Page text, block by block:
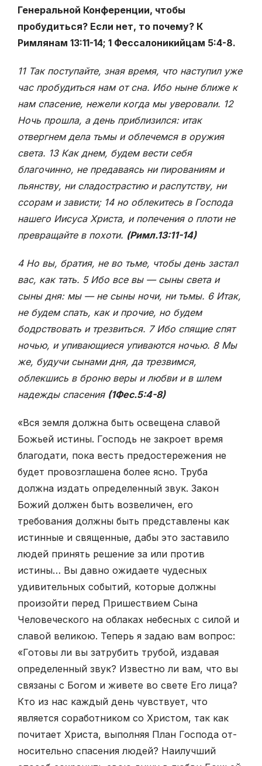
Генеральной Конференции, чтобы
пробудиться? Если нет, то почему? К
Римлянам 13:11-14; 1 Фессалоникийцам 5:4-8.
11 Так поступайте, зная время, что наступил уже
час пробудиться нам от сна. Ибо ныне ближе к
нам спасение, нежели когда мы уверовали. 12
Ночь прошла, а день приблизился: итак
отвергнем дела тьмы и облечемся в оружия
света. 13 Как днем, будем вести себя
благочинно, не предаваясь ни пированиям и
пьянству, ни сладострастию и распутству, ни
ссорам и зависти; 14 но облекитесь в Господа
нашего Иисуса Христа, и попечения о плоти не
превращайте в похоти. (Римл.13:11-14)
4 Но вы, братия, не во тьме, чтобы день застал
вас, как тать. 5 Ибо все вы — сыны света и
сыны дня: мы — не сыны ночи, ни тьмы. 6 Итак,
не будем спать, как и прочие, но будем
бодрствовать и трезвиться. 7 Ибо спящие спят
ночью, и упивающиеся упиваются ночью. 8 Мы
же, будучи сынами дня, да трезвимся,
облекшись в броню веры и любви и в шлем
надежды спасения (1Фес.5:4-8)
«Вся земля должна быть освещена славой
Божьей истины. Господь не закроет время
благодати, пока весть предостережения не
будет провозглашена более ясно. Труба
должна издать определенный звук. Закон
Божий должен быть возвеличен, его
требования должны быть представлены как
истинные и священные, дабы это заставило
людей принять решение за или против
истины… Вы давно ожидаете чудесных
удивительных событий, которые должны
произойти перед Пришествием Сына
Человеческого на облаках небесных с силой и
славой великою. Теперь я задаю вам вопрос:
«Готовы ли вы затрубить трубой, издавая
определенный звук? Известно ли вам, что вы
связаны с Богом и живете во свете Его лица?
Кто из нас каждый день чувствует, что
является соработником со Христом, так как
почитает Христа, выполняя План Господа от-
носительно спасения людей? Наилучший